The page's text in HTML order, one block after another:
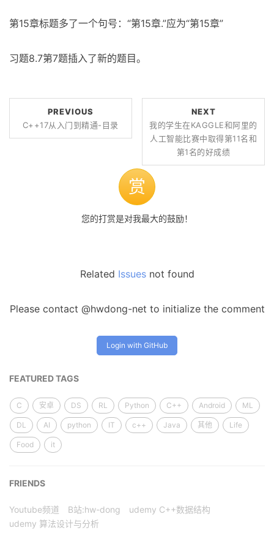
第15章标题多了一个句号：“第15章.”应为“第15章”
习题8.7第7题插入了新的题目。
PREVIOUS
C++17从入门到精通-目录
NEXT
我的学生在KAGGLE和阿里的
人工智能比赛中取得第11名和
第1名的好成绩
赏
您的打赏是对我最大的鼓励！
Related Issuesnot found
Please contact @hwdong-net to initialize the comment
Login with GitHub
FEATURED TAGS
C 安卓 DS RL Python C++ Android ML
DL AI python IT c++ Java 其他 Life
Food it
FRIENDS
Youtube频道 B站:hw-dong
udemy C++数据结构
udemy 算法设计与分析